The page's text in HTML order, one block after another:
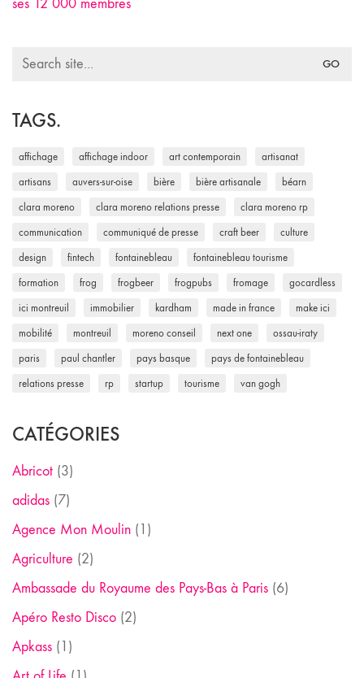
Search
TAGS.
affichage affichage indoor art contemporain artisanat
artisans auvers-sur-oise bière bière artisanale béarn
clara moreno clara moreno relations presse clara moreno rp
communication communiqué de presse craft beer culture
design fintech fontainebleau fontainebleau tourisme
formation frog frogbeer frogpubs fromage gocardless
ici montreuil immobilier kardham made in france make ici
mobilité montreuil moreno conseil next one ossau-iraty
paris paul chantler pays basque pays de fontainebleau
relations presse rp startup tourisme van gogh
CATÉGORIES
Abricot (3)
adidas (7)
Agence Mon Moulin (1)
Agriculture (2)
Ambassade du Royaume des Pays-Bas à Paris (6)
Apéro Resto Disco (2)
Apkass (1)